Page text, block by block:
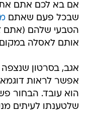
אם בא לכם אתם
שבכל פעם שאתם
הטבעי שלהם (אתם
אותם לאסלה במקום
אגב, בסרטון שנצפה
אפשר לראות
הוא עובד. הבחור
שלטענתו לעיתים